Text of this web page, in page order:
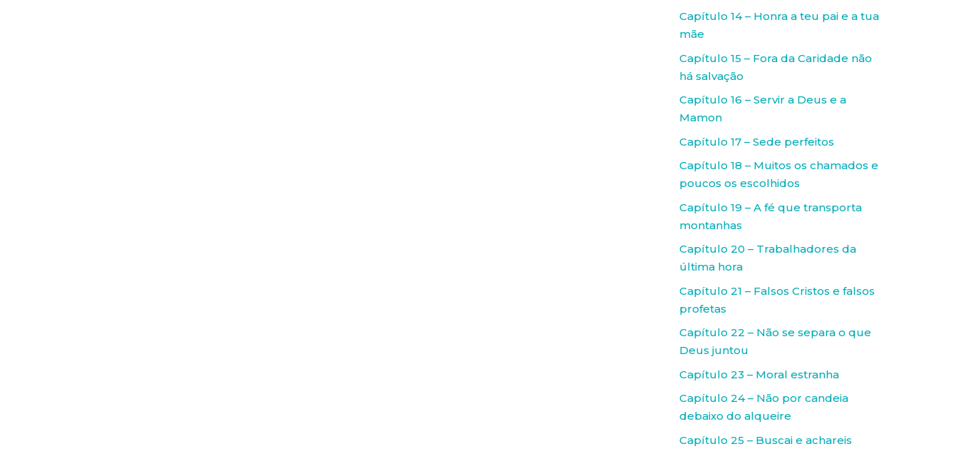
Capítulo 14 – Honra a teu pai e a tua
mãe
Capítulo 15 – Fora da Caridade não
há salvação
Capítulo 16 – Servir a Deus e a
Mamon
Capítulo 17 – Sede perfeitos
Capítulo 18 – Muitos os chamados e
poucos os escolhidos
Capítulo 19 – A fé que transporta
montanhas
Capítulo 20 – Trabalhadores da
última hora
Capítulo 21 – Falsos Cristos e falsos
profetas
Capítulo 22 – Não se separa o que
Deus juntou
Capítulo 23 – Moral estranha
Capítulo 24 – Não por candeia
debaixo do alqueire
Capítulo 25 – Buscai e achareis